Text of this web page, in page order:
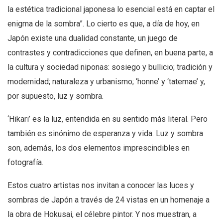
la estética tradicional japonesa lo esencial está en captar el
enigma de la sombra”. Lo cierto es que, a día de hoy, en
Japón existe una dualidad constante, un juego de
contrastes y contradicciones que definen, en buena parte, a
la cultura y sociedad niponas: sosiego y bullicio; tradición y
modernidad; naturaleza y urbanismo; ‘honne’ y ‘tatemae’ y,
por supuesto, luz y sombra.
‘Hikari’ es la luz, entendida en su sentido más literal. Pero
también es sinónimo de esperanza y vida. Luz y sombra
son, además, los dos elementos imprescindibles en
fotografía.
Estos cuatro artistas nos invitan a conocer las luces y
sombras de Japón a través de 24 vistas en un homenaje a
la obra de Hokusai, el célebre pintor. Y nos muestran, a